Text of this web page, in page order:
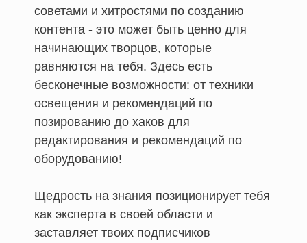
советами и хитростями по созданию
контента - это может быть ценно для
начинающих творцов, которые
равняются на тебя. Здесь есть
бесконечные возможности: от техники
освещения и рекомендаций по
позированию до хаков для
редактирования и рекомендаций по
оборудованию!
Щедрость на знания позиционирует тебя
как эксперта в своей области и
заставляет твоих подписчиков